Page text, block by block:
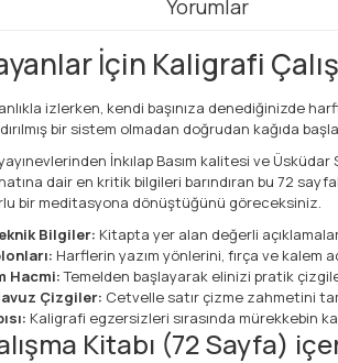
Yorumlar
İçin Kaligrafi
izlerken, kendi başınıza denediğinizde
bir sistem olmadan doğrudan kağıda
İnkılap Basım kalitesi ve
dair en kritik bilgileri barındıran bu 72
bir meditasyona dönüştüğünü göreceksiniz.
Bilgiler: Kitapta yer alan değerli
Harflerin yazım yönlerini, fırça ve kalem
Hacmi:Temelden başlayarak elinizi pratik
Çizgiler: Cetvelle satır çizme zahmetini
Kaligrafi egzersizleri sırasında mürekkebin
Kitabı (72 Sayfa)